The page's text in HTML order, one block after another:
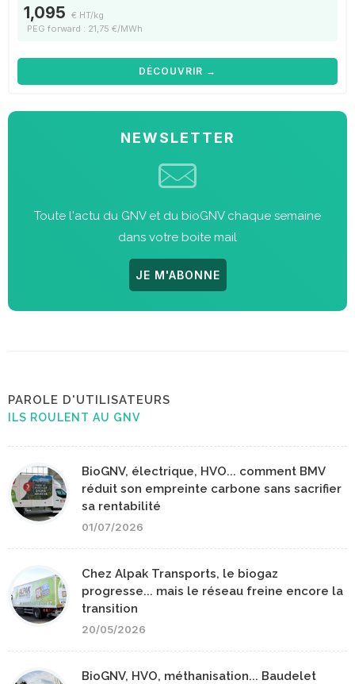
1,095 € HT/kg
PEG forward : 21,75 €/MWh
DÉCOUVRIR →
NEWSLETTER
Toute l'actu du GNV et du bioGNV chaque semaine
dans votre boite mail
JE M'ABONNE
PAROLE D'UTILISATEURS
ILS ROULENT AU GNV
BioGNV, électrique, HVO... comment BMV
réduit son empreinte carbone sans sacrifier
sa rentabilité
01/07/2026
Chez Alpak Transports, le biogaz
progresse... mais le réseau freine encore la
transition
20/05/2026
BioGNV, HVO, méthanisation... Baudelet